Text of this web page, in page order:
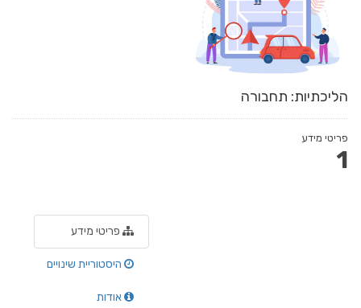
הליכתיות: תחבורה
פריטי מידע
1
פריטי מידע
היסטוריית שינויים
אודות